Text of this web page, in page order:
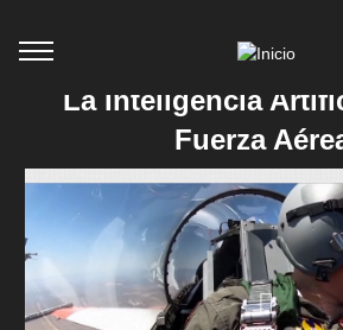
La Inteligencia
Fuerza